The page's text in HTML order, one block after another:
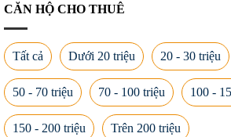
CĂN HỘ CHO THUÊ
Tất cả Dưới 20 triệu 20 - 30 triệu
50 - 70 triệu 70 - 100 triệu 100 -
150 - 200 triệu Trên 200 triệu